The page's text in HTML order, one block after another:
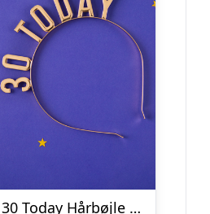
30 Today Hårbøjle Guld